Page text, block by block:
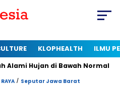
KLOPHEALTH ILMU
di Bawah Normal Kapan
/ Seputar Jawa Barat